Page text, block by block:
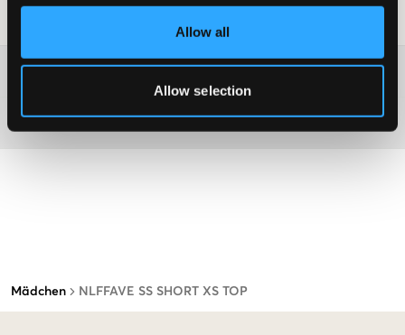
Allow all
Allow selection
Mädchen NLFFAVE SS SHORT XS TOP
Washing advice